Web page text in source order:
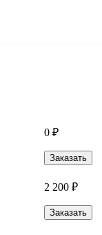
0 ₽
Заказать
2 200 ₽
Заказать